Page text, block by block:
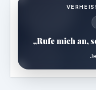
„Rufe mich an,